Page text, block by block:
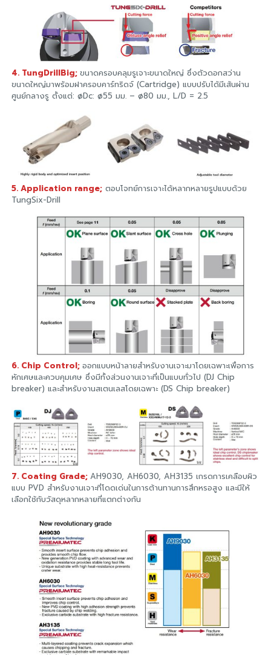
4. TungDrillBig;ขนาดครอบคลุมรูเจาะขนาดใหญ่ ซึ่งตัวดอกสว่าน
ขนาดใหญ่มาพร้อมฝาครอบคาร์ทริดจ์ (Cartridge) แบบปรับได้มีเส้นผ่าน
ศูนย์กลางรู ตั้งแต่: øDc: ø55 มม. – ø80 มม., L/D = 2.5
5. Application range; ตอบโจทย์การเจาะได้หลากหลายรูปแบบด้วย
TungSix-Drill
6. Chip Control;ออกแบบหน้าลายสำหรับงานเจาะมาโดยเฉพาะเพื่อการ
หักเศษและควบคุมเศษ ซึ่งมีทั้งส่วนงานเจาะที่เป็นแบบทั่วไป (DJ Chip
breaker) และสำหรับงานสเตนเลสโดยเฉพาะ (DS Chip breaker)
7. Coating Grade;AH9030, AH6030, AH3135 เกรดการเคลือบผิว
แบบ PVD สำหรับงานเจาะที่โดดเด่นในการต้านทานการสึกหรอสูง และมีให้
เลือกใช้กับวัสดุหลากหลายที่แตกต่างกัน